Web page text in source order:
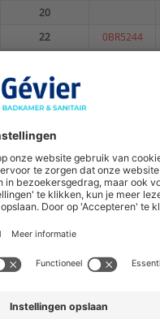
20
22
0BR5244
32
35
42
48
0BR5248
54
0BR5249
60
0474067
64
110